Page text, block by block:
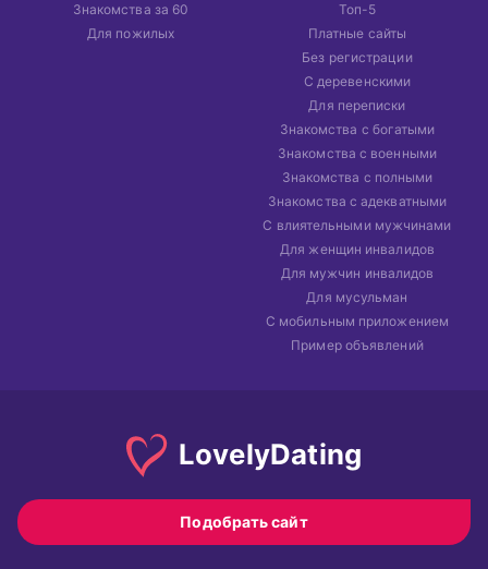
Знакомства за 60
Для пожилых
Топ-5
Платные сайты
Без регистрации
С деревенскими
Для переписки
Знакомства с богатыми
Знакомства с военными
Знакомства с полными
Знакомства с адекватными
С влиятельными мужчинами
Для женщин инвалидов
Для мужчин инвалидов
Для мусульман
С мобильным приложением
Пример объявлений
LovelyDating
Подобрать сайт